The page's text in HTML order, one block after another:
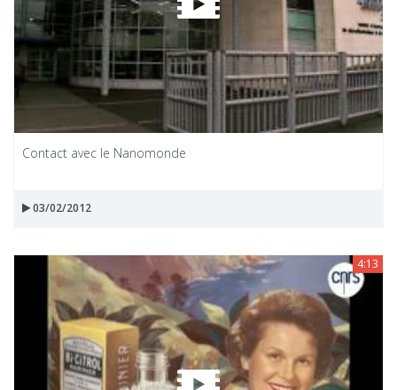
Contact avec le Nanomonde
03/02/2012
4:13